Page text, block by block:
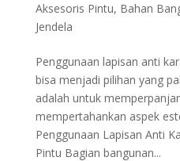
Aksesoris Pintu, Bahan
Jendela
Penggunaan lapisan anti
bisa menjadi pilihan yang
adalah untuk
mempertahankan aspek
Penggunaan Lapisan Anti
Pintu Bagian bangunan...